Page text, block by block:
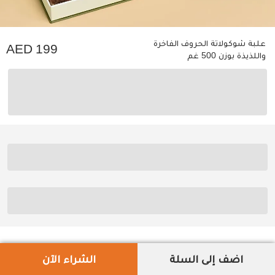
علبة شوكولاتة الحروف الفاخرة
واللذيذة بوزن 500 غم
199
اضف إلى السلة الشراء الآن